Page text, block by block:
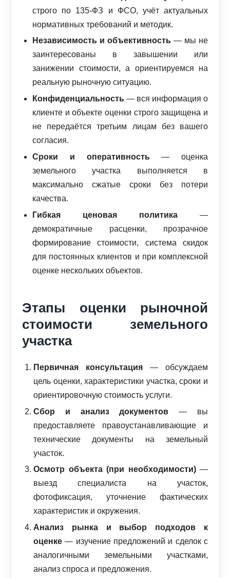
строго по 135‑ФЗ и ФСО, учёт актуальных
нормативных требований и методик.
Независимость и объективность — мы не
заинтересованы в завышении или
занижении стоимости, а ориентируемся на
реальную рыночную ситуацию.
Конфиденциальность — вся информация о
клиенте и объекте оценки строго защищена и
не передаётся третьим лицам без вашего
согласия.
Сроки и оперативность— оценка
земельного участка выполняется в
максимально сжатые сроки без потери
качества.
Гибкая ценовая политика —
демократичные расценки, прозрачное
формирование стоимости, система скидок
для постоянных клиентов и при комплексной
оценке нескольких объектов.
Этапы оценки рыночной
стоимости земельного
участка
Первичная консультация — обсуждаем
цель оценки, характеристики участка, сроки и
ориентировочную стоимость услуги.
Сбор и анализ документов — вы
предоставляете правоустанавливающие и
технические документы на земельный
участок.
Осмотр объекта (при необходимости)—
выезд специалиста на участок,
фотофиксация, уточнение фактических
характеристик и окружения.
Анализ рынка и выбор подходов к
оценке — изучение предложений и сделок с
аналогичными земельными участками,
анализ спроса и предложения.